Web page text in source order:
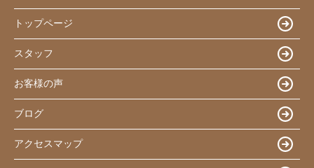
トップページ
スタッフ
お客様の声
ブログ
アクセスマップ